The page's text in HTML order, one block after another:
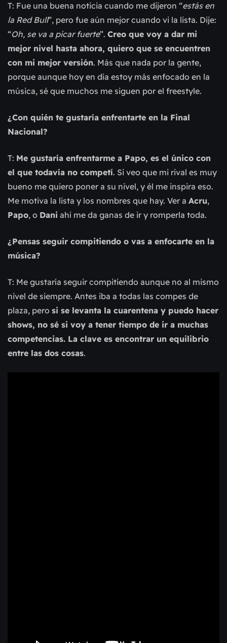
T: Fue una buena noticia cuando me dijeron “estás en
la Red Bull”, pero fue aún mejor cuando vi la lista. Dije:
“Oh, se va a picar fuerte”. Creo que voy a dar mi
mejor nivel hasta ahora, quiero que se encuentren
con mi mejor versión. Más que nada por la gente,
porque aunque hoy en día estoy más enfocado en la
música, sé que muchos me siguen por el freestyle.
¿Con quién te gustaría enfrentarte en la Final
Nacional?
T: Me gustaría enfrentarme a Papo, es el único con
el que todavía no competí. Si veo que mi rival es muy
bueno me quiero poner a su nivel, y él me inspira eso.
Me motiva la lista y los nombres que hay. Ver a Acru,
Papo, o Dani ahí me da ganas de ir y romperla toda.
¿Pensas seguir compitiendo o vas a enfocarte en la
música?
T: Me gustaría seguir compitiendo aunque no al mismo
nivel de siempre. Antes iba a todas las compes de
plaza, pero si se levanta la cuarentena y puedo hacer
shows, no sé si voy a tener tiempo de ir a muchas
competencias. La clave es encontrar un equilibrio
entre las dos cosas.